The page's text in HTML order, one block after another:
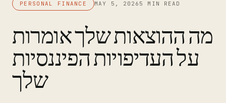
PERSONAL FINANCE MAY 5, 2026 5 MIN READ
מה ההוצאות שלך אומרות
על העדיפויות הפיננסיות
שלך